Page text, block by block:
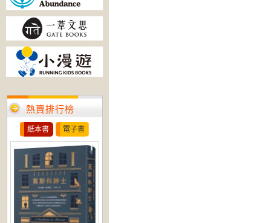
熱賣排行榜
紙本書 電子書